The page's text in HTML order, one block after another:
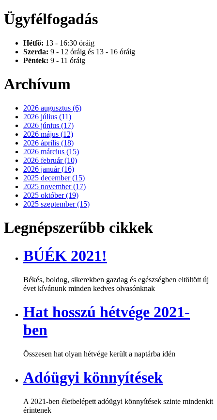
Ügyfélfogadás
Hétfő: 13 - 16:30 óráig
Szerda: 9 - 12 óráig és 13 - 16 óráig
Péntek: 9 - 11 óráig
Archívum
2026 augusztus (6)
2026 július (11)
2026 június (17)
2026 május (12)
2026 április (18)
2026 március (15)
2026 február (10)
2026 január (16)
2025 december (15)
2025 november (17)
2025 október (19)
2025 szeptember (15)
Legnépszerűbb cikkek
BÚÉK 2021!
Békés, boldog, sikerekben gazdag és egészségben eltöltött új
évet kívánunk minden kedves olvasónknak
Hat hosszú hétvége 2021-
ben
Összesen hat olyan hétvége került a naptárba idén
Adóügyi könnyítések
A 2021-ben életbelépett adóügyi könnyítések szinte mindenkit
érintenek